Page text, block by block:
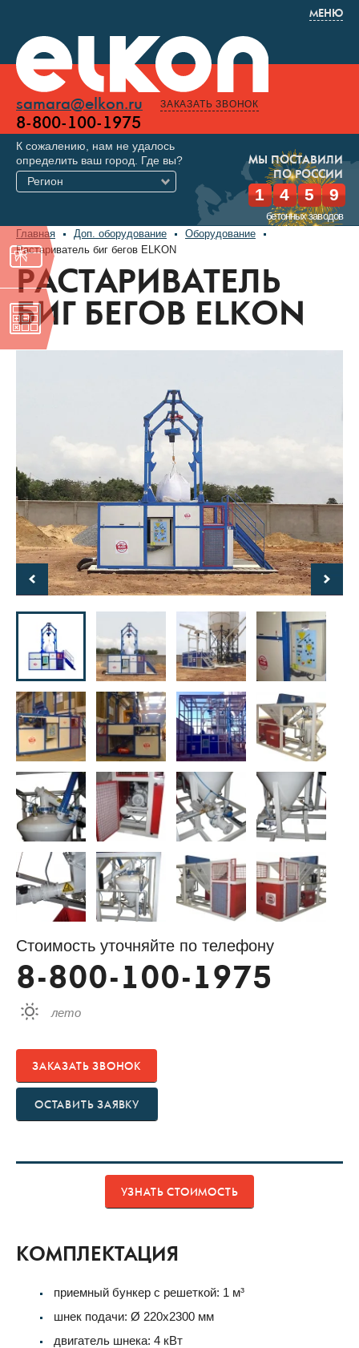
МЕНЮ
samara@elkon.ru
8-800-100-1975
ЗАКАЗАТЬ ЗВОНОК
МЫ ПОСТАВИЛИ
ПО РОССИИ
1 4 5 9
бетонных заводов
К сожалению, нам не удалось
определить ваш город. Где вы?
Регион
Главная Доп. оборудование
Оборудование
Растариватель биг бегов ELKON
РАСТАРИВАТЕЛЬ
БИГ БЕГОВ ELKON
Стоимость уточняйте по телефону
8-800-100-1975
лето
ЗАКАЗАТЬ ЗВОНОК
ОСТАВИТЬ ЗАЯВКУ
УЗНАТЬ СТОИМОСТЬ
КОМПЛЕКТАЦИЯ
приемный бункер с решеткой: 1 м³
шнек подачи: Ø 220х2300 мм
двигатель шнека: 4 кВт